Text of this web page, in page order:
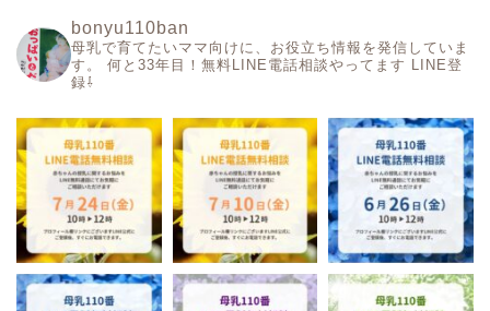
bonyu110ban
母乳で育てたいママ向けに、お役立ち情報を発信していま
す。
何と33年目！無料LINE電話相談やってます LINE登
録⇩